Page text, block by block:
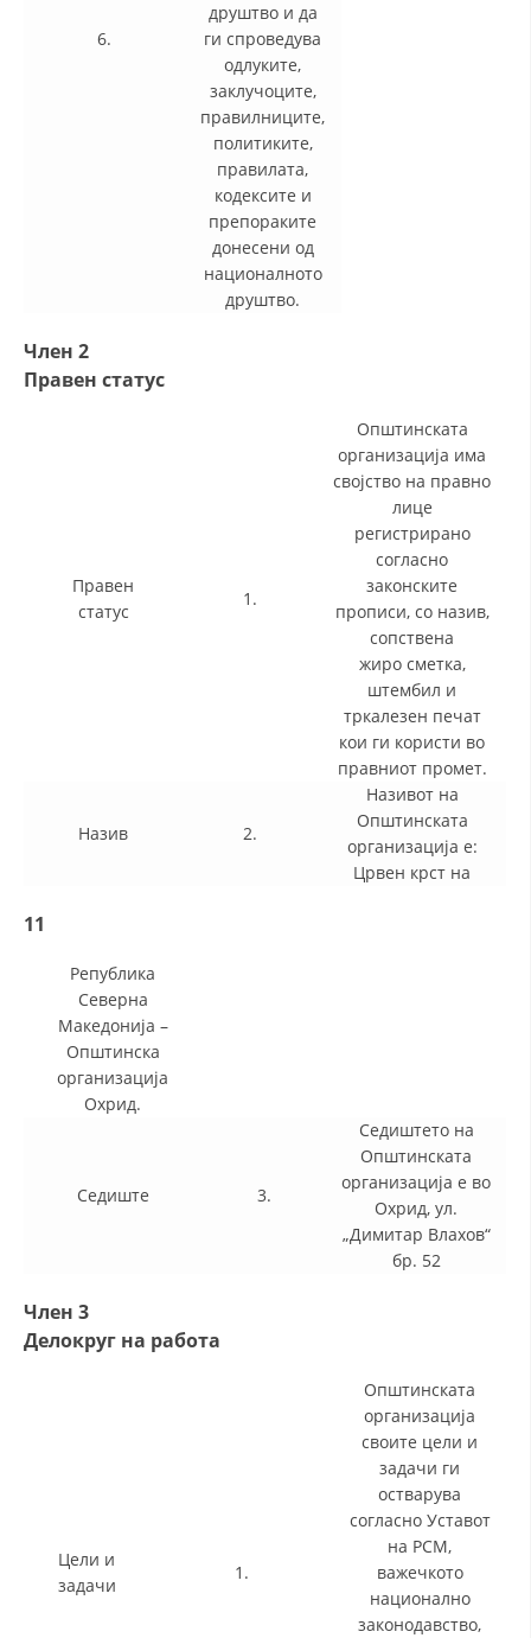
6.
друштво и да
ги спроведува
одлуките,
заклучоците,
правилниците,
политиките,
правилата,
кодексите и
препораките
донесени од
националното
друштво.
Член 2
Правен статус
Правен
статус
1.
Општинската
организација има
својство на правно
лице
регистрирано
согласно
законските
прописи, со назив,
сопствена
жиро сметка,
штембил и
тркалезен печат
кои ги користи во
правниот промет.
Назив 2.
Називот на
Општинската
организација е:
Црвен крст на
11
Република
Северна
Македонија –
Општинска
организација
Охрид.
Седиште 3.
Седиштето на
Општинската
организација е во
Охрид, ул.
„Димитар Влахов“
бр. 52
Член 3
Делокруг на работа
Цели и
задачи
1.
Општинската
организација
своите цели и
задачи ги
остварува
согласно Уставот
на РСМ,
важечкото
национално
законодавство,